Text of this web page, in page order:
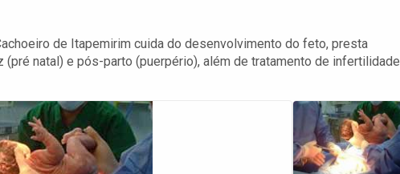
de Itapemirim cuida do desenvolvimento do feto, presta
natal) e pós-parto (puerpério), além de tratamento de infertilidade